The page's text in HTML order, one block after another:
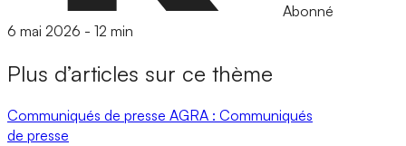
Abonné
6 mai 2026 - 12 min
Plus d’articles sur ce thème
Communiqués de presse AGRA : Communiqués
de presse